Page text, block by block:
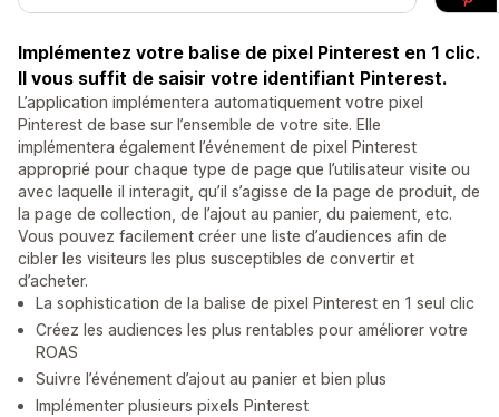
Implémentez votre balise de pixel Pinterest en 1 clic.
Il vous suffit de saisir votre identifiant Pinterest.
L’application implémentera automatiquement votre pixel
Pinterest de base sur l’ensemble de votre site. Elle
implémentera également l’événement de pixel Pinterest
approprié pour chaque type de page que l’utilisateur visite ou
avec laquelle il interagit, qu’il s’agisse de la page de produit, de
la page de collection, de l’ajout au panier, du paiement, etc.
Vous pouvez facilement créer une liste d’audiences afin de
cibler les visiteurs les plus susceptibles de convertir et
d’acheter.
La sophistication de la balise de pixel Pinterest en 1 seul clic
Créez les audiences les plus rentables pour améliorer votre
ROAS
Suivre l’événement d’ajout au panier et bien plus
Implémenter plusieurs pixels Pinterest